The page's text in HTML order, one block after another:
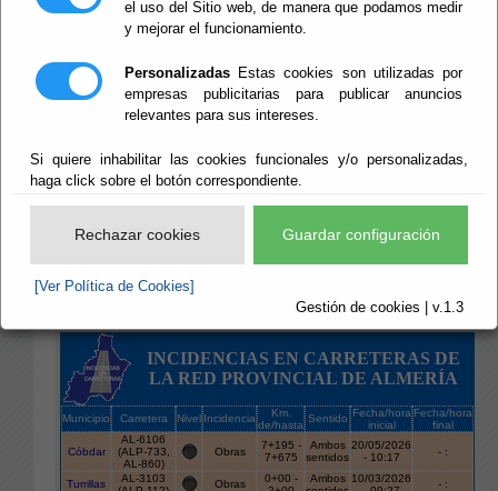
el uso del Sitio web, de manera que podamos medir
y mejorar el funcionamiento.
Personalizadas Estas cookies son utilizadas por
empresas publicitarias para publicar anuncios
relevantes para sus intereses.
Si quiere inhabilitar las cookies funcionales y/o personalizadas,
haga click sobre el botón correspondiente.
Rechazar cookies Guardar configuración
[Ver Política de Cookies]
Gestión de cookies | v.1.3
La Diputación de Almería, está poniendo en marcha
un sistema de información sobre el estado de la
circulación en las carreteras de la provincia de
La información se actualizará en línea, con los
partes de incidencias que realicen los respectivos
Vigilantes de Zona.
Siendo el contenido de está página simplemente